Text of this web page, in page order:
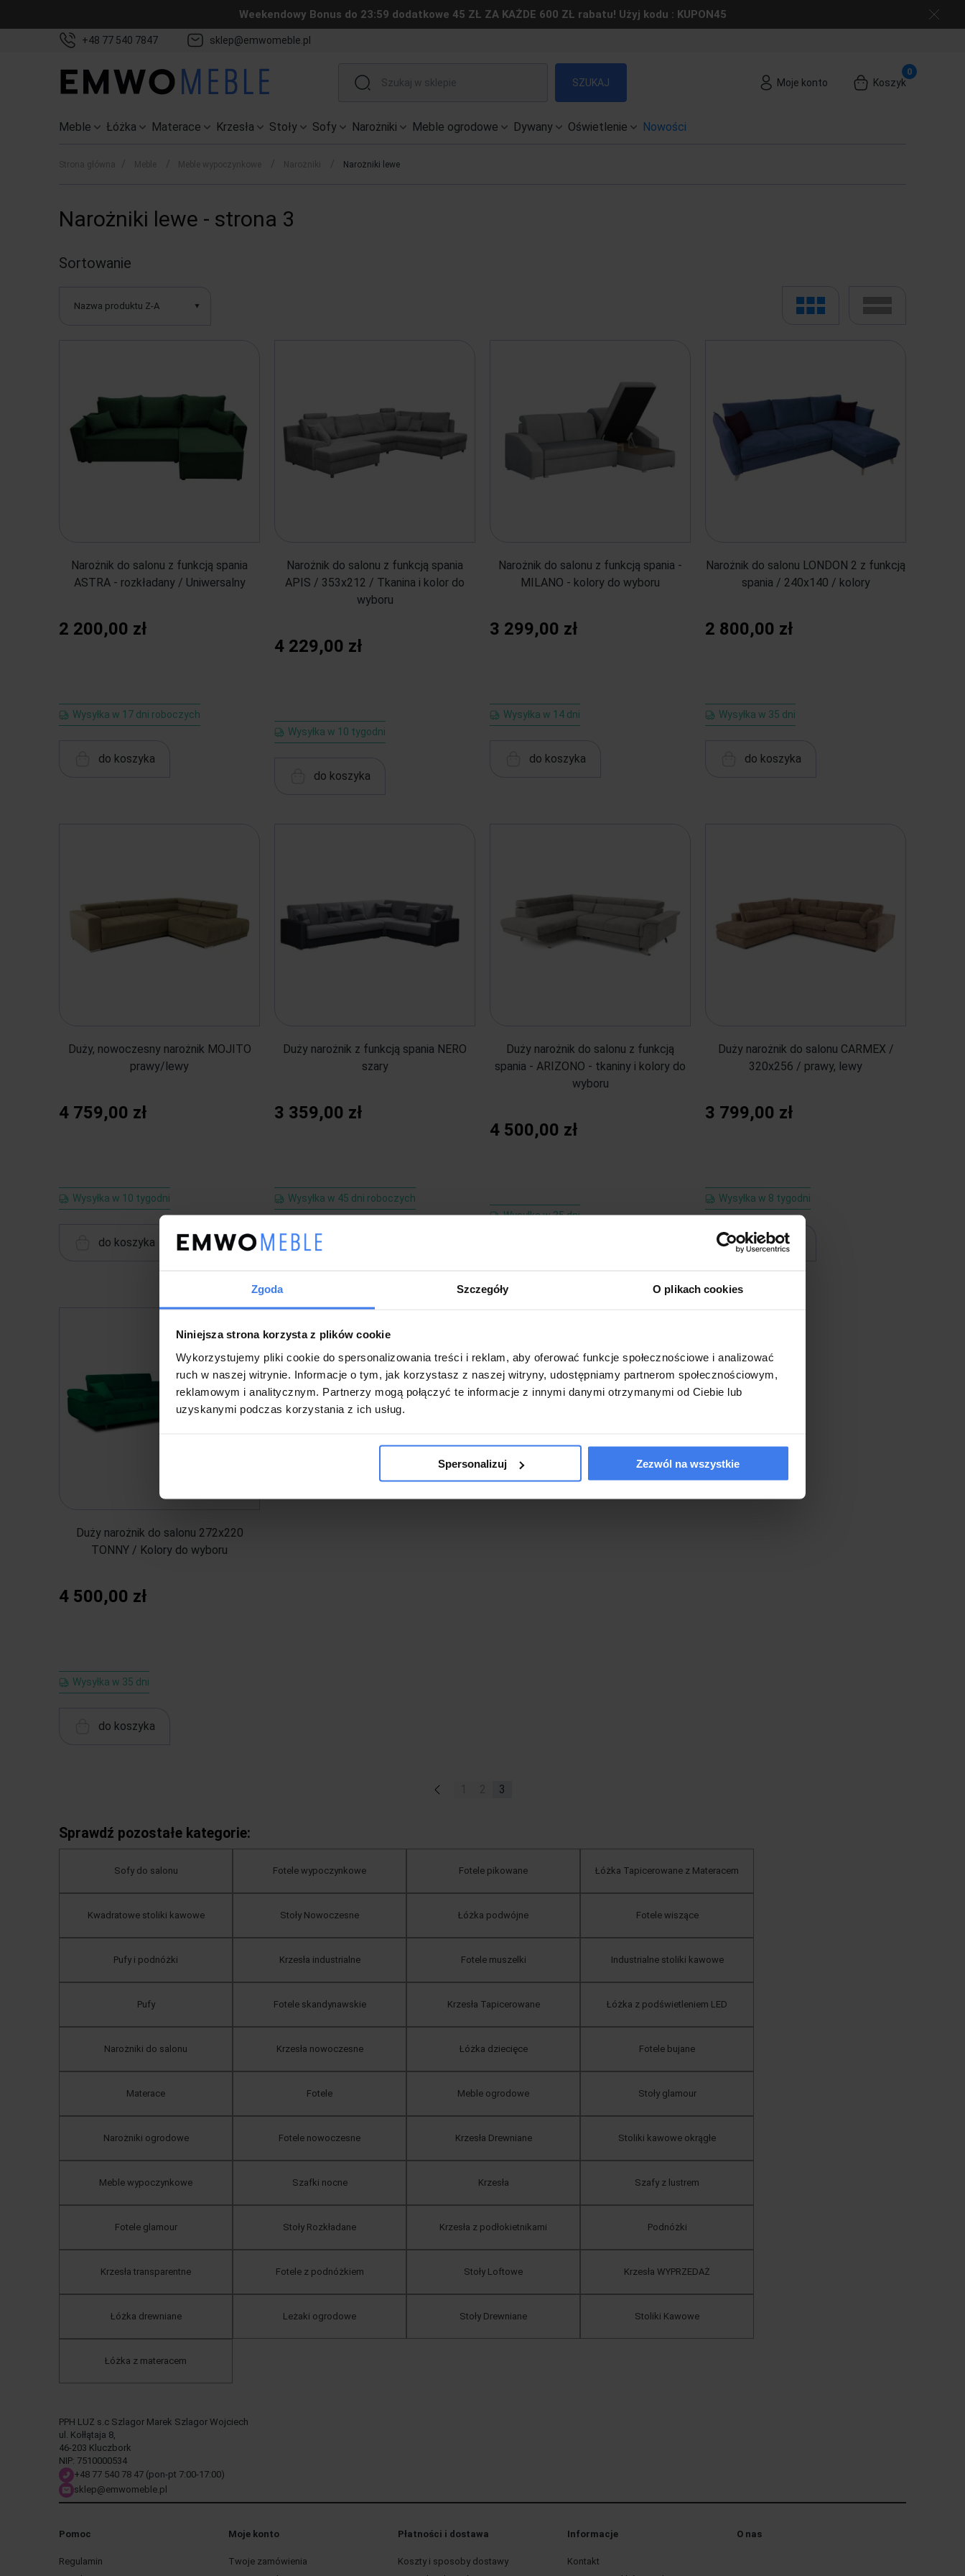
Zgoda Szczegóły O plikach cookies
Niniejsza strona korzysta z plików cookie
Wykorzystujemy pliki cookie do spersonalizowania treści i reklam, aby oferować funkcje społecznościowe i analizować
ruch w naszej witrynie. Informacje o tym, jak korzystasz z naszej witryny, udostępniamy partnerom społecznościowym,
reklamowym i analitycznym. Partnerzy mogą połączyć te informacje z innymi danymi otrzymanymi od Ciebie lub
uzyskanymi podczas korzystania z ich usług.
Spersonalizuj Zezwól na wszystkie
Weekendowy Bonus do 23:59 dodatkowe 45 ZŁ ZA KAŻDE 600 ZŁ rabatu! Użyj kodu : KUPON45
+48 77 540 7847 sklep@emwomeble.pl
SZUKAJ Moje konto Koszyk
Meble Łóżka Materace Krzesła Stoły Sofy Narożniki Meble ogrodowe Dywany Oświetlenie Nowości
Strona główna Meble Meble wypoczynkowe Narożniki Narożniki lewe
Narożniki lewe - strona 3
Sortowanie
Nazwa produktu Z-A
Narożnik do salonu z funkcją spania
ASTRA - rozkładany / Uniwersalny
2 200,00 zł
Wysyłka w 17 dni roboczych
do koszyka
Narożnik do salonu z funkcją spania
APIS / 353x212 / Tkanina i kolor do
wyboru
4 229,00 zł
Wysyłka w 10 tygodni
do koszyka
Narożnik do salonu z funkcją spania -
MILANO - kolory do wyboru
3 299,00 zł
Wysyłka w 14 dni
do koszyka
Narożnik do salonu LONDON 2 z funkcją
spania / 240x140 / kolory
2 800,00 zł
Wysyłka w 35 dni
do koszyka
Duży, nowoczesny narożnik MOJITO
prawy/lewy
4 759,00 zł
Wysyłka w 10 tygodni
do koszyka
Duży narożnik z funkcją spania NERO
szary
3 359,00 zł
Wysyłka w 45 dni roboczych
do koszyka
Duży narożnik do salonu z funkcją
spania - ARIZONO - tkaniny i kolory do
wyboru
4 500,00 zł
Wysyłka w 35 dni
Duży narożnik do salonu CARMEX /
320x256 / prawy, lewy
3 799,00 zł
Wysyłka w 8 tygodni
do koszyka
Duży narożnik do salonu 272x220
TONNY / Kolory do wyboru
4 500,00 zł
Wysyłka w 35 dni
do koszyka
« 3
Sprawdź pozostałe kategorie:
Sofy do salonu Fotele wypoczynkowe Fotele pikowane Łóżka Tapicerowane z Materacem
Kwadratowe stoliki kawowe Stoły Nowoczesne Łóżka podwójne Fotele wiszące
Pufy i podnóżki Krzesła industrialne Fotele muszelki Industrialne stoliki kawowe
Pufy Fotele skandynawskie Krzesła Tapicerowane Łóżka z podświetleniem LED
Narożniki do salonu Krzesła nowoczesne Łóżka dziecięce Fotele bujane
Materace Fotele Meble ogrodowe Stoły glamour
Narożniki ogrodowe Fotele nowoczesne Krzesła Drewniane Stoliki kawowe okrągłe
Meble wypoczynkowe Szafki nocne Krzesła Szafy z lustrem
Fotele glamour Stoły Rozkładane Krzesła z podłokietnikami Podnóżki
Krzesła transparentne Fotele z podnóżkiem Stoły Loftowe Krzesła WYPRZEDAŻ
Łóżka drewniane Leżaki ogrodowe Stoły Drewniane Stoliki Kawowe
Łóżka z materacem
PPH LUZ s.c Szlagor Marek Szlagor Wojciech
ul. Kołłątaja 8,
46-203 Kluczbork
NIP: 7510000534
+48 77 540 78 47 (pon-pt 7:00-17:00)
sklep@emwomeble.pl
Pomoc
Regulamin
Moje konto
Twoje zamówienia
Płatności i dostawa
Koszty i sposoby dostawy
Informacje
Kontakt
O nas